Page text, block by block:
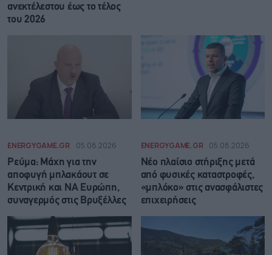
ανεκτέλεστου έως το τέλος
του 2026
ENERGYGAME.GR 05.08.2026
Ρεύμα: Μάχη για την
αποφυγή μπλακάουτ σε
Κεντρική και ΝΑ Ευρώπη,
συναγερμός στις Βρυξέλλες
ENERGYGAME.GR 05.08.2026
Νέο πλαίσιο στήριξης μετά
από φυσικές καταστροφές,
«μπλόκο» στις ανασφάλιστες
επιχειρήσεις